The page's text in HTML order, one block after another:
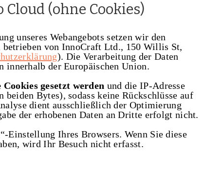
(ohne Cookies)
unseres Webangebots setzen wir den
betrieben von InnoCraft Ltd., 150 Willis St,
). Die Verarbeitung der Daten
innerhalb der Europäischen Union.
Cookies gesetzt werden und die IP-Adresse
Bytes), sodass keine Rückschlüsse auf
dient ausschließlich der Optimierung
der erhobenen Daten an Dritte erfolgt nicht.
Einstellung Ihres Browsers. Wenn Sie diese
wird Ihr Besuch nicht erfasst.